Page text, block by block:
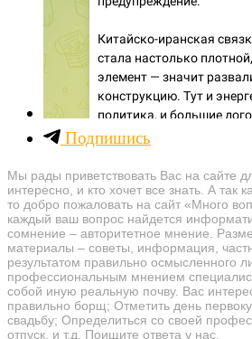
Подпишись
Мы рады приветствовать Вас на сайте
интересно, и кто хочет все знать. А так
то добро пожаловать на сайт «Много
каждый ваш вопрос найдется
сомнение – авторитетное мнение.
материалы – советы, информация,
результатом правильно осмысленного
профессиональным мнением
собой иную реальную почву. Вас
правильно борщ; Отметить день
свадьбу; Определиться со своей
отпуск, и т.д. Поищите ответа у нас.